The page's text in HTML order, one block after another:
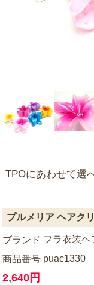
TPOにあわせて選
プルメリア ヘアク
ブランド フラ衣装ヘ
商品番号 puac1330
2,640円